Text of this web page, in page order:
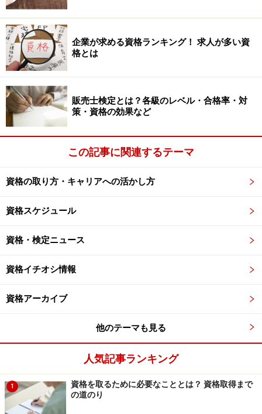
世界遺産検定
「○○行ったんだ？ あそこ、いいよね～！ 世界遺産だ
し。そうそう世界遺産といえばさ……」
世界を股にかける男は格好いい。ただ旅行するだけでは
なく、世界各地の地理や歴史のウンチクも深かったりす
るともっと格好いい。さらに世界情勢や産業の動向とも
絡めて話ができるレベルにまで至れば、それはもう相当
に格好いいのである。
薬学検定
理系男子が密かに人気な昨今だが、ともすると紙一重で
「オタク系」ともとらえられがちなのが悩ましいとこ
りスマートなイメージの領域といえるのではないだろう
か。景気的にもメーカー系が軒並み苦しい状況であるな
か、製薬などは比較的堅調であることだし、長期的にみ
ても押さえておいて損はない分野だと思われる。
企業が求める資格ランキング！ 求人が多い資
格とは
販売士検定とは？各級のレベル・合格率・対
策・資格の効果など
この記事に関連するテーマ
資格の取り方・キャリアへの活かし方
資格スケジュール
資格・検定ニュース
資格イチオシ情報
資格アーカイブ
他のテーマも見る
人気記事ランキング
1
資格を取るために必要なこととは？ 資格取得まで
の道のり